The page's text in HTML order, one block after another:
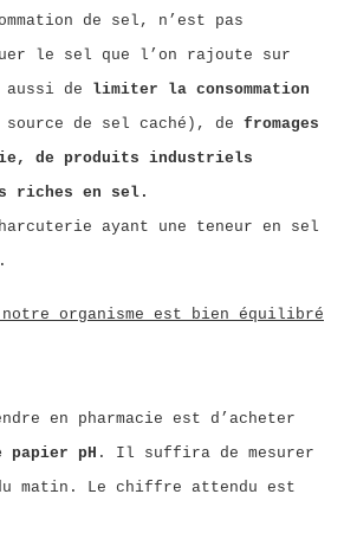
de sel, n’est pas
le sel que l’on rajoute sur
de limiter la consommation
source de sel caché), de fromages
de produits industriels
riches en sel.
ayant une teneur en sel
notre organisme est bien équilibré
en pharmacie est d’acheter
papier pH . Il suffira de mesurer
matin. Le chiffre attendu est